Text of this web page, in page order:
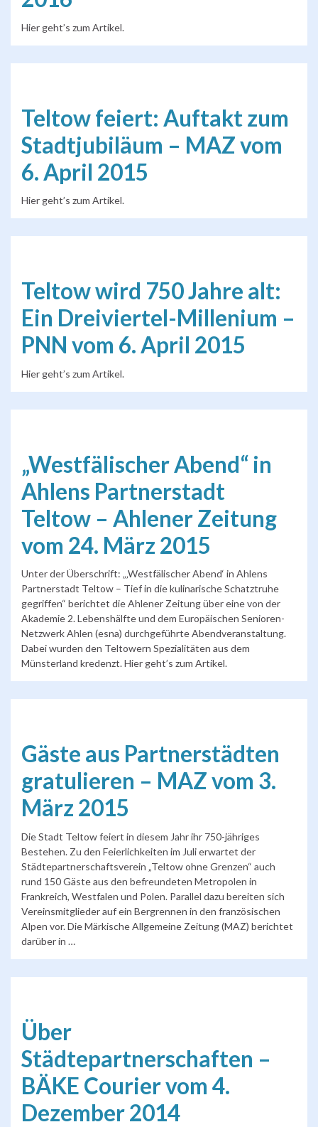
Hier geht’s zum Artikel.
Teltow feiert: Auftakt zum
Stadtjubiläum – MAZ vom
6. April 2015
Hier geht’s zum Artikel.
Teltow wird 750 Jahre alt:
Ein Dreiviertel-Millenium –
PNN vom 6. April 2015
Hier geht’s zum Artikel.
„Westfälischer Abend“ in
Ahlens Partnerstadt
Teltow – Ahlener Zeitung
vom 24. März 2015
Unter der Überschrift: „‚Westfälischer Abend‘ in Ahlens
Partnerstadt Teltow – Tief in die kulinarische Schatztruhe
gegriffen“ berichtet die Ahlener Zeitung über eine von der
Akademie 2. Lebenshälfte und dem Europäischen Senioren-
Netzwerk Ahlen (esna) durchgeführte Abendveranstaltung.
Dabei wurden den Teltowern Spezialitäten aus dem
Münsterland kredenzt. Hier geht’s zum Artikel.
Gäste aus Partnerstädten
gratulieren – MAZ vom 3.
März 2015
Die Stadt Teltow feiert in diesem Jahr ihr 750-jähriges
Bestehen. Zu den Feierlichkeiten im Juli erwartet der
Städtepartnerschaftsverein „Teltow ohne Grenzen“ auch
rund 150 Gäste aus den befreundeten Metropolen in
Frankreich, Westfalen und Polen. Parallel dazu bereiten sich
Vereinsmitglieder auf ein Bergrennen in den französischen
Alpen vor. Die Märkische Allgemeine Zeitung (MAZ) berichtet
darüber in …
Über
Städtepartnerschaften –
BÄKE Courier vom 4.
Dezember 2014